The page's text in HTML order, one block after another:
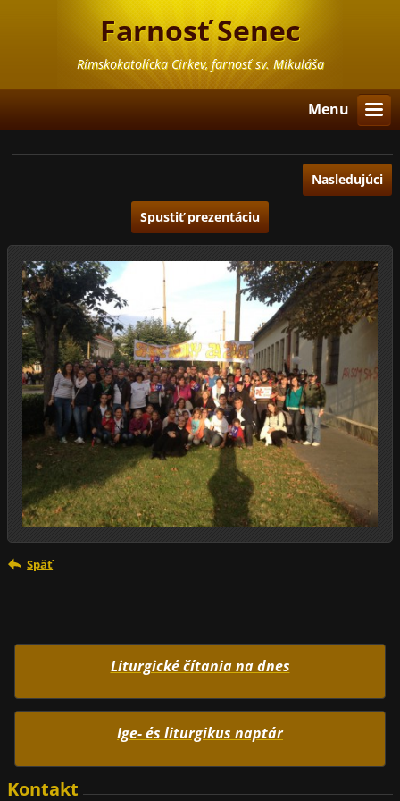
Farnosť Senec
Rímskokatolícka Cirkev, farnosť sv. Mikuláša
Menu
Nasledujúci
Spustiť prezentáciu
Späť
Liturgické čítania na dnes
Ige- és liturgikus naptár
Kontakt